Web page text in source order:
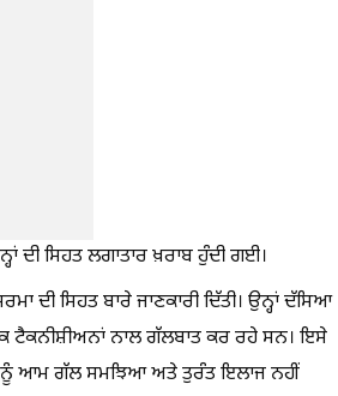
ਦੀ ਸਿਹਤ ਲਗਾਤਾਰ ਖ਼ਰਾਬ ਹੁੰਦੀ ਗਈ।
ਦੀ ਸਿਹਤ ਬਾਰੇ ਜਾਣਕਾਰੀ ਦਿੱਤੀ। ਉਨ੍ਹਾਂ ਦੱਸਿਆ
ਟੈਕਨੀਸ਼ੀਅਨਾਂ ਨਾਲ ਗੱਲਬਾਤ ਕਰ ਰਹੇ ਸਨ। ਇਸੇ
ਨੂੰ ਆਮ ਗੱਲ ਸਮਝਿਆ ਅਤੇ ਤੁਰੰਤ ਇਲਾਜ ਨਹੀਂ